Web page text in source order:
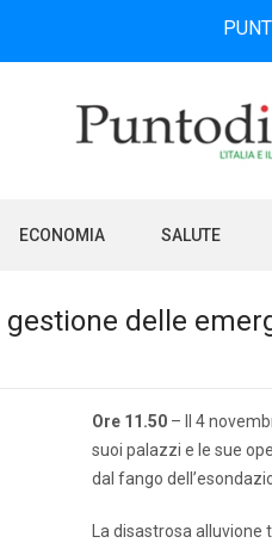
ECONOMIA SALUTE
delle
Ore 11.50 – Il 4
suoi palazzi e le sue
dal fango
La disastrosa